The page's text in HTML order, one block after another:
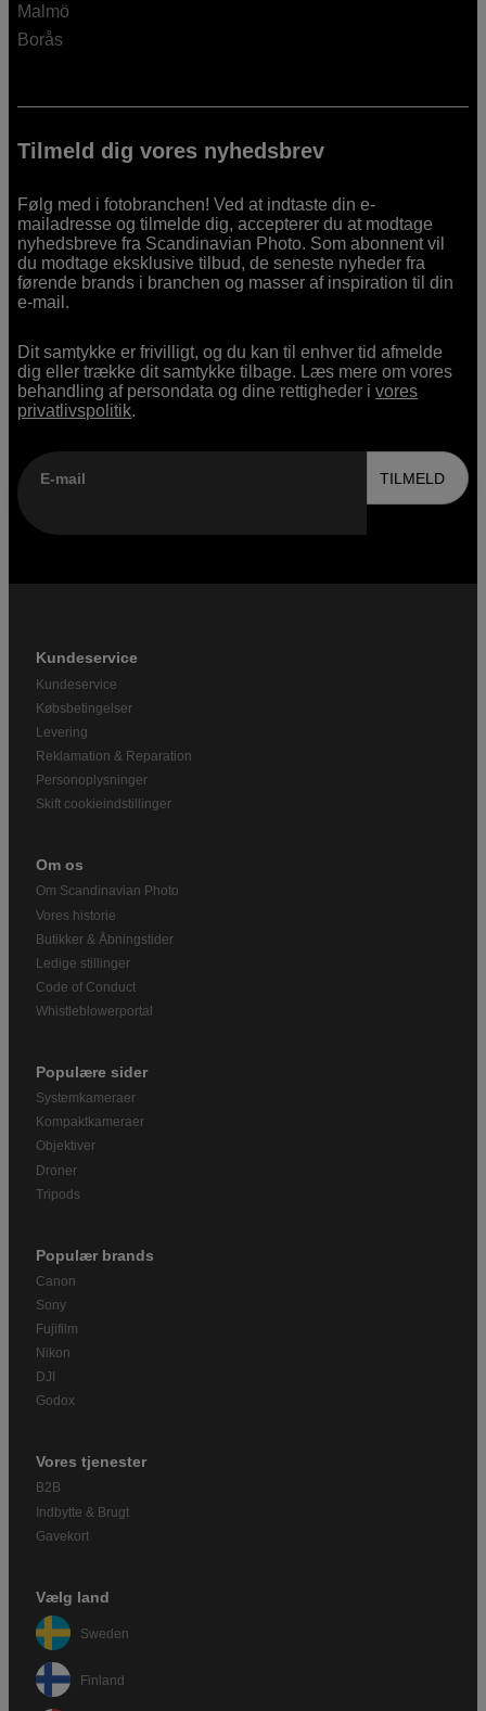
Malmö
Borås
Tilmeld dig vores nyhedsbrev
Følg med i fotobranchen! Ved at indtaste din e-
mailadresse og tilmelde dig, accepterer du at modtage
nyhedsbreve fra Scandinavian Photo. Som abonnent vil
du modtage eksklusive tilbud, de seneste nyheder fra
førende brands i branchen og masser af inspiration til din
e-mail.
Dit samtykke er frivilligt, og du kan til enhver tid afmelde
dig eller trække dit samtykke tilbage. Læs mere om vores
behandling af persondata og dine rettigheder ivores
privatlivspolitik.
E-mail TILMELD
Kundeservice
Kundeservice
Købsbetingelser
Levering
Reklamation & Reparation
Personoplysninger
Skift cookieindstillinger
Om os
Om Scandinavian Photo
Vores historie
Butikker & Åbningstider
Ledige stillinger
Code of Conduct
Whistleblowerportal
Populære sider
Systemkameraer
Kompaktkameraer
Objektiver
Droner
Tripods
Populær brands
Canon
Sony
Fujifilm
Nikon
DJI
Godox
Vores tjenester
B2B
Indbytte & Brugt
Gavekort
Vælg land
Sweden
Finland